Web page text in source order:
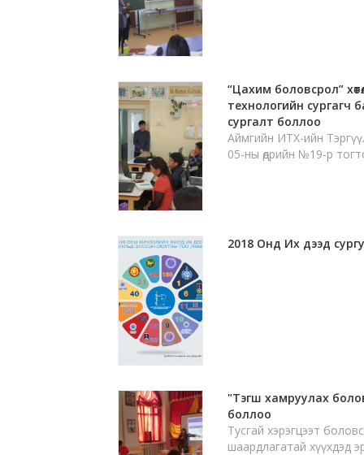
“Цахим боловсрол”
технологийн сургагч
сургалт боллоо
Аймгийн ИТХ-ийн
05-ны өдрийн №19-р
2018 Онд Их дээд
"Тэгш хамруулах
боллоо
Тусгай хэрэгцээт
шаардлагатай хүүхдэд